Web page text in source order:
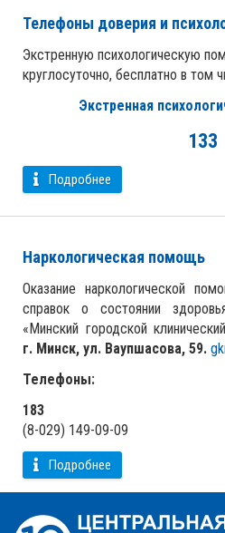
Телефоны доверия и
Экстренную психологическую
круглосуточно, бесплатно в том
Экстренная
133
Подробнее
Наркологическая помощь
Оказание наркологической
справок о состоянии
«Минский городской
г. Минск, ул. Ваупшасова, 59.
Телефоны:
183
(8-029) 149-09-09
Подробнее